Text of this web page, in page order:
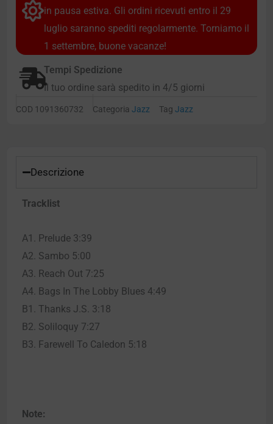
in pausa estiva. Gli ordini ricevuti entro il 29
luglio saranno spediti regolarmente. Torniamo il
1 settembre, buone vacanze!
Tempi Spedizione
Il tuo ordine sarà spedito in 4/5 giorni
COD 1091360732 Categoria Jazz Tag Jazz
Descrizione
Tracklist
A1. Prelude 3:39
A2. Sambo 5:00
A3. Reach Out 7:25
A4. Bags In The Lobby Blues 4:49
B1. Thanks J.S. 3:18
B2. Soliloquy 7:27
B3. Farewell To Caledon 5:18
Note: